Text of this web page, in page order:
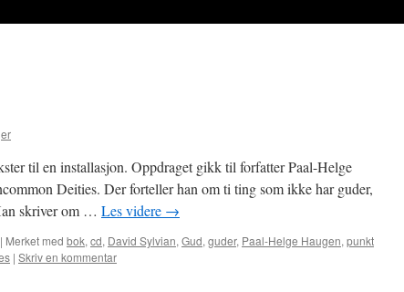
til en installasjon. Oppdraget gikk til forfatter Paal-Helge
Deities. Der forteller han om ti ting som ikke har guder,
skriver om … Les videre →
| Merket med bok, cd, David Sylvian, Gud, guder, Paal-Helge Haugen, punkt
| Skriv en kommentar